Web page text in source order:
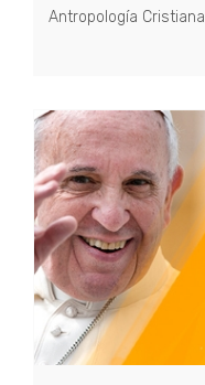
Antropología Cristiana